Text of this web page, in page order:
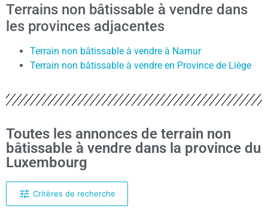
Terrains non bâtissable à vendre dans
les provinces adjacentes
Terrain non bâtissable à vendre à Namur
Terrain non bâtissable à vendre en Province de Liège
Toutes les annonces de terrain non
bâtissable à vendre dans la province du
Luxembourg
Critères de recherche